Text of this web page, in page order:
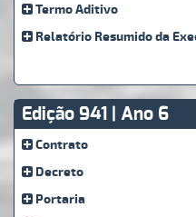
Termo Aditivo
Relatório Resumido da
Edição 941 | Ano 6
Contrato
Decreto
Portaria